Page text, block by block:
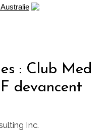
: Club Med
devancent
Inc.